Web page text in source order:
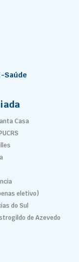
Saúde
Casa
eletivo)
do Sul
de Azevedo